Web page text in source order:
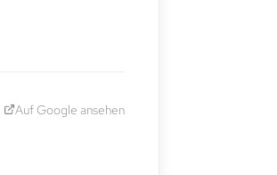
Auf Google ansehen